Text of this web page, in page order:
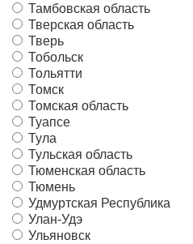
Тамбовская область
Тверская область
Тверь
Тобольск
Тольятти
Томск
Томская область
Туапсе
Тула
Тульская область
Тюменская область
Тюмень
Удмуртская Республика
Улан-Удэ
Ульяновск